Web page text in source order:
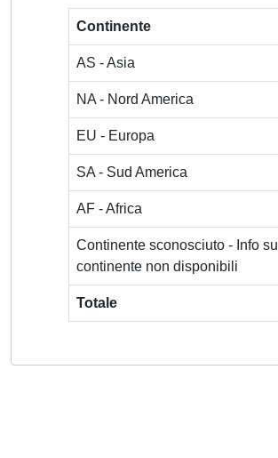
Continente
AS - Asia
NA - Nord America
EU - Europa
SA - Sud America
AF - Africa
Continente sconosciuto - Info sul
continente non disponibili
Totale